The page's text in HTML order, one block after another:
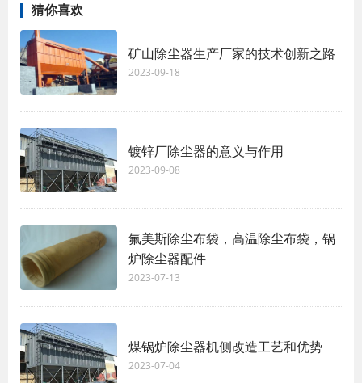
猜你喜欢
矿山除尘器生产厂家的技术创新之路
2023-09-18
镀锌厂除尘器的意义与作用
2023-09-08
氟美斯除尘布袋，高温除尘布袋，锅
炉除尘器配件
2023-07-13
煤锅炉除尘器机侧改造工艺和优势
2023-07-04